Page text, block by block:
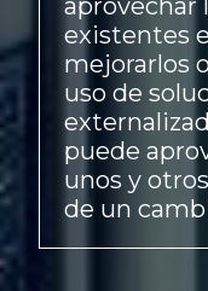
aprovechar
existentes
mejorarlos
uso de
puede
unos y
de un